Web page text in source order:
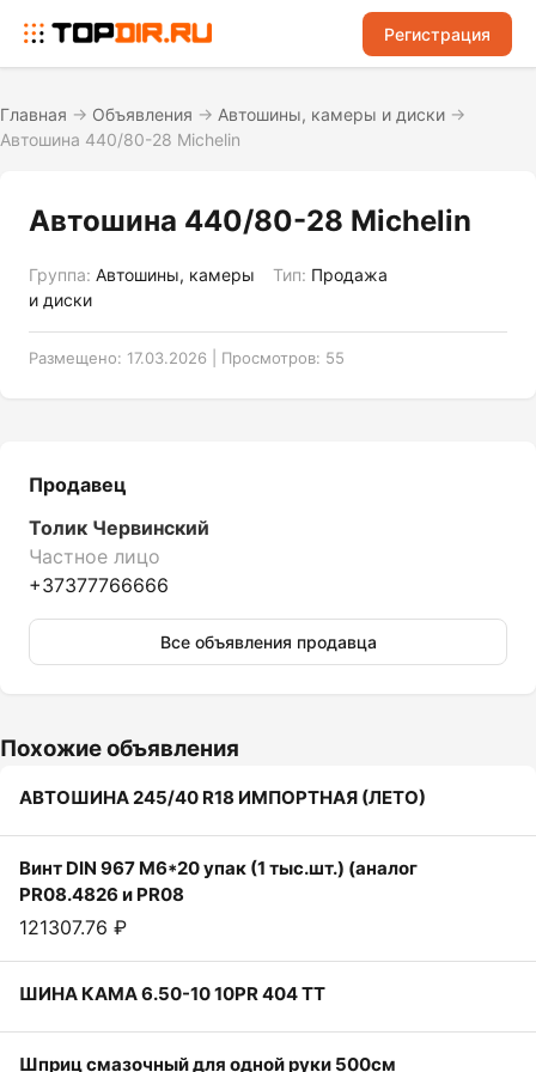
Регистрация
Главная → Объявления → Автошины, камеры и диски →
Автошина 440/80-28 Michelin
Автошина 440/80-28 Michelin
Группа: Автошины, камеры
и диски
Тип: Продажа
Размещено: 17.03.2026 | Просмотров: 55
Продавец
Толик Червинский
Частное лицо
+37377766666
Все объявления продавца
Похожие объявления
АВТОШИНА 245/40 R18 ИМПОРТНАЯ (ЛЕТО)
Винт DIN 967 M6*20 упак (1 тыс.шт.) (аналог
PR08.4826 и PR08
121307.76 ₽
ШИНА КАМА 6.50-10 10PR 404 TT
Шприц смазочный для одной руки 500см